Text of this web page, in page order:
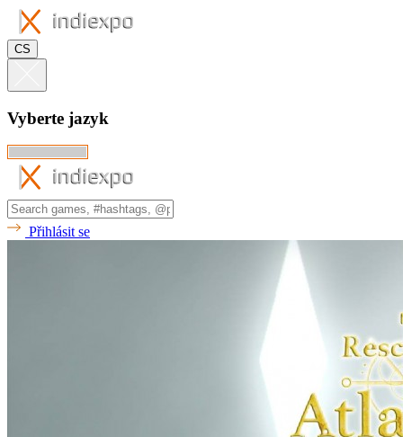
CS
Vyberte jazyk
Přihlásit se